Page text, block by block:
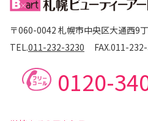
〒060-0042 札幌市中央区大通西9
TEL.011-232-3230 FAX.011-
0120-